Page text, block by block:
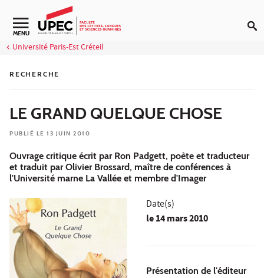
Aller au contenu
Navigation secondaire
MENU
Université Paris-Est Créteil
RECHERCHE
LE GRAND QUELQUE CHOSE
PUBLIÉ LE 13 JUIN 2010
Ouvrage critique écrit par Ron Padgett, poète et traducteur
et traduit par Olivier Brossard, maître de conférences à
l'Université marne La Vallée et membre d'Imager
Date(s)
le14 mars 2010
Présentation de l'éditeur